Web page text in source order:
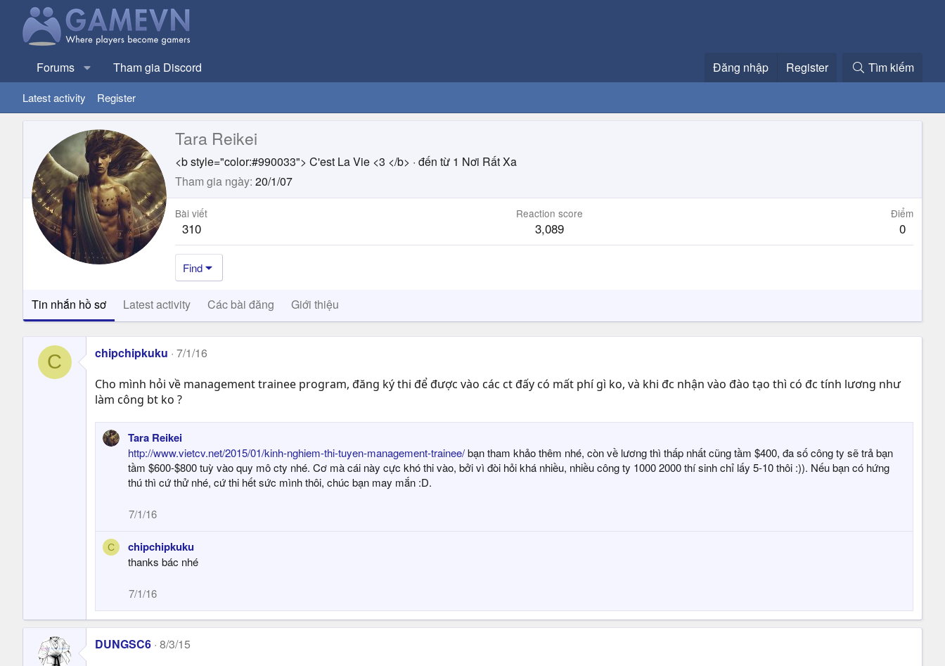
Forums Tham gia Discord Đăng nhập Register Tìm kiếm
Latest activity Register
Tara Reikei
<b style="color:#990033"> C'est La Vie <3 </b> · đến từ 1 Nơi Rất Xa
Tham gia ngày 20/1/07
Bài viết
310
Reaction score
3,089
Điểm
0
Find
Tin nhắn hồ sơ Latest activity Các bài đăng Giới thiệu
C chipchipkuku 7/1/16
Cho mình hỏi về management trainee program, đăng ký thi để được vào các ct đấy có mất phí gì ko, và khi đc nhận vào đào tạo thì có đc tính lương như
làm công bt ko ?
Tara Reikei
http://www.vietcv.net/2015/01/kinh-nghiem-thi-tuyen-management-trainee/bạn tham khảo thêm nhé, còn về lương thì thấp nhất cũng tầm $400, đa số công ty sẽ trả bạn
tầm $600-$800 tuỳ vào quy mô cty nhé. Cơ mà cái này cực khó thi vào, bởi vì đòi hỏi khá nhiều, nhiều công ty 1000 2000 thí sinh chỉ lấy 5-10 thôi :)). Nếu bạn có hứng
thú thì cứ thử nhé, cứ thi hết sức mình thôi, chúc bạn may mắn :D.
7/1/16
C chipchipkuku
thanks bác nhé
7/1/16
DUNGSC6 8/3/15